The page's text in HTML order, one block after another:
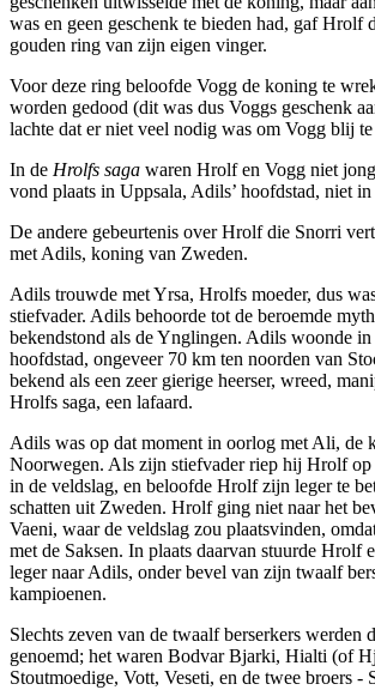
was en geen geschenk te bieden had, gaf Hrolf
gouden ring van zijn eigen vinger.
Voor deze ring beloofde Vogg de koning te
worden gedood (dit was dus Voggs geschenk
lachte dat er niet veel nodig was om Vogg blij
In de Hrolfs saga waren Hrolf en Vogg niet
vond plaats in Uppsala, Adils’ hoofdstad, niet
De andere gebeurtenis over Hrolf die Snorri
met Adils, koning van Zweden.
Adils trouwde met Yrsa, Hrolfs moeder, dus
stiefvader. Adils behoorde tot de beroemde
bekendstond als de Ynglingen. Adils woonde
hoofdstad, ongeveer 70 km ten noorden van
bekend als een zeer gierige heerser, wreed,
Hrolfs saga, een lafaard.
Adils was op dat moment in oorlog met Ali, de
Noorwegen. Als zijn stiefvader riep hij Hrolf op
in de veldslag, en beloofde Hrolf zijn leger te
schatten uit Zweden. Hrolf ging niet naar het
Vaeni, waar de veldslag zou plaatsvinden,
met de Saksen. In plaats daarvan stuurde Hrolf
leger naar Adils, onder bevel van zijn twaalf
kampioenen.
Slechts zeven van de twaalf berserkers werden
genoemd; het waren Bodvar Bjarki, Hialti (of
Stoutmoedige, Vott, Veseti, en de twee broers -